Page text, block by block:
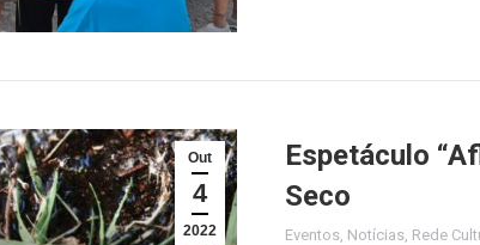
Out
4
2022
Espetáculo
Seco
Eventos Notícias Rede